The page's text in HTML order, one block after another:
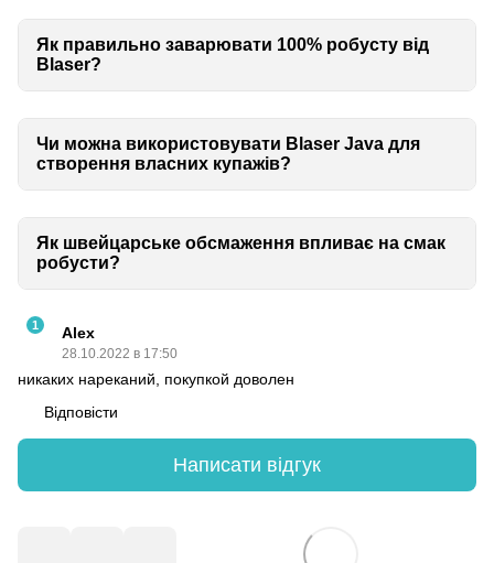
Як правильно заварювати 100% робусту від
Blaser?
Чи можна використовувати Blaser Java для
створення власних купажів?
Як швейцарське обсмаження впливає на смак
робусти?
1 Alex
28.10.2022 в 17:50
никаких нареканий, покупкой доволен
Відповісти
Написати відгук